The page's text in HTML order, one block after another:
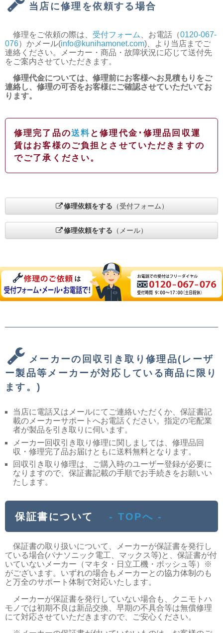
当店に修理を依頼する場合
修理をご依頼の際は、 受付フォーム 、お電話（0120-067-
076）かメール(info@kunihamonet.com)、より当店までご
連絡ください。メーカー・商品・故障状況に応じて送付先
をご案内させていただきます。
修理代金については、修理前にお客様へお見積もりをご
連絡し、修理の可否をお客様にご確認させていただいてお
ります。
修理完了品の送料 と修理代金･修理品回収運
賃はお客様のご負担とさせていただきますの
でご了承ください。
修理依頼をする （受付フォーム）
修理依頼をする （メール）
メーカーの回収引き取り修理品(レーザ
ー製品等メーカーが対応している商品に限り
ます。)
当店に電話又はメールにてご連絡いただくか、保証書記
載のメーカーサポートへお電話ください。指定の宅配業
者が製品を引き取りに伺います。
メーカー回収引き取り修理に関しましては、修理品回
収・修理完了品お届けともに送料無料となります。
回収引き取り修理は、ご購入時のユーザー登録が必要に
なりますので、保証書記載の手順でお手続きをお願いい
たします。
保証書について - TOPへ -
保証書の取り扱いについて、メーカーが保証書を発行し
ている場合(パナソニック電工、マックス等)と、保証書が付
いていないメーカー（マキタ・日立工機・ボッシュ等）※
がございます。いずれの場合もメーカーとの協力体制のも
と万全のサポート体制で対応いたします。
メーカーが保証書を発行していない場合も、クニモトハ
モノでは初期不良は新品交換、早期の不具合等は無償修理
にて対応させていただきますので、ご安心ください。